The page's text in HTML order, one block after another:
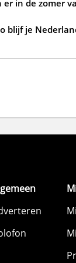
er in de zomer
blijf je